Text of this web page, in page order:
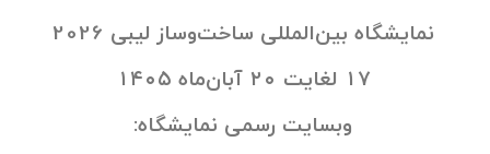
نمایشگاه بین‌المللی ساخت‌وساز لیبی 2026
۱۷ لغایت ۲۰ آبان‌ماه ۱۴۰۵
وبسایت رسمی نمایشگاه: